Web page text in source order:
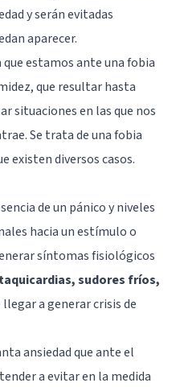
y serán evitadas
aparecer.
estamos ante una fobia
que resultar hasta
situaciones en las que nos
Se trata de una fobia
existen diversos casos.
de un pánico y niveles
hacia un estímulo o
síntomas fisiológicos
sudores fríos,
llegar a generar crisis de
ansiedad que ante el
a evitar en la medida